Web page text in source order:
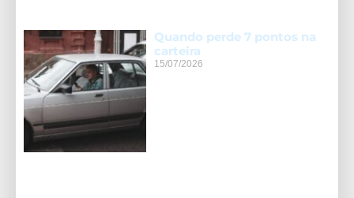
Quando perde 7 pontos na
carteira
15/07/2026